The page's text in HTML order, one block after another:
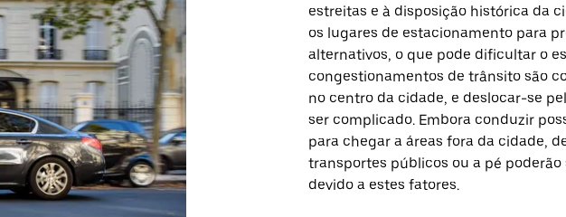
estreitas e à disposição histórica da
os lugares de estacionamento para
alternativos, o que pode dificultar o
congestionamentos de trânsito são
no centro da cidade, e deslocar-se
ser complicado. Embora conduzir
para chegar a áreas fora da cidade,
transportes públicos ou a pé poderão
devido a estes fatores.